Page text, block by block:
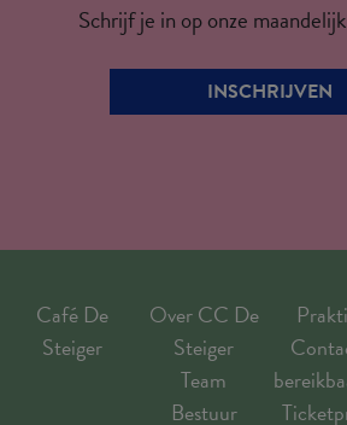
Schrijf je in op onze
INSCHRIJVEN
Café De
Steiger
Over CC De
Steiger
Team
Bestuur